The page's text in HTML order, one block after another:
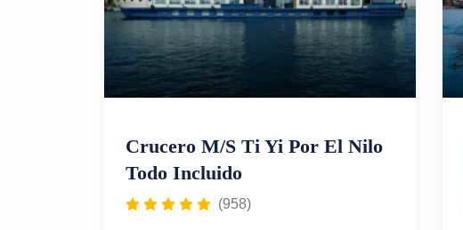
Crucero M/S Ti Yi Por El Nilo
Todo Incluido
(958)